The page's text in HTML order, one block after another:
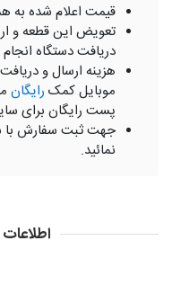
قیمت اعلام شده به
تعویض این قطعه و
دریافت دستگاه
هزینه ارسال و
موبایل کمک رایگان
پست رایگان برای
جهت ثبت سفارش با
نمائید.